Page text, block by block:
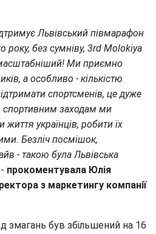
Львівський півмарафон
року, без сумніву, 3rd Molokiya
Ми приємно
а особливо - кількістю
спортсменів, це дуже
спортивним заходам ми
українців, робити їх
Безліч посмішок,
- такою була Львівська
прокоментувала Юлія
з маркетингу компанії
змагань був збільшений на 16